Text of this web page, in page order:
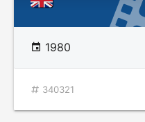
1980
340321